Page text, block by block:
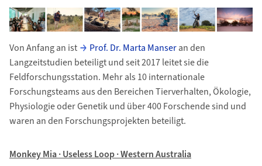
Von Anfang an ist Prof. Dr. Marta Manseran den
Langzeitstudien beteiligt und seit 2017 leitet sie die
Feldforschungsstation. Mehr als 10 internationale
Forschungsteams aus den Bereichen Tierverhalten, Ökologie,
Physiologie oder Genetik und über 400 Forschende sind und
waren an den Forschungsprojekten beteiligt.
Monkey Mia · Useless Loop · Western Australia